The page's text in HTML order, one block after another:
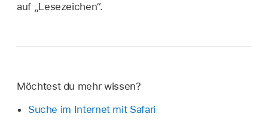
auf „Lesezeichen“.
Möchtest du mehr wissen?
Suche im Internet mit Safari